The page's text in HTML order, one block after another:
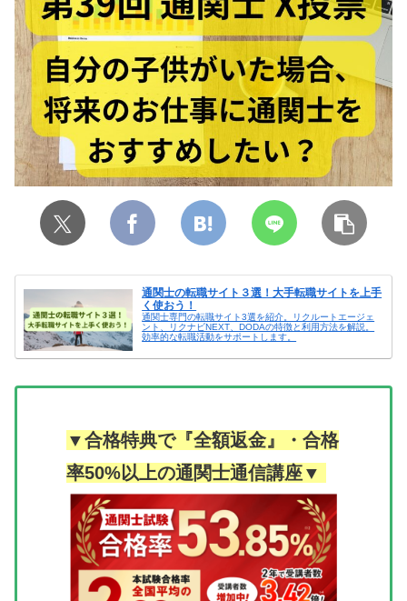
通関士の転職サイト３選！大手転職サイトを上手
く使おう！
通関士専門の転職サイト3選を紹介。リクルートエージェ
ント、リクナビNEXT、DODAの特徴と利用方法を解説。
効率的な転職活動をサポートします。
▼合格特典で『全額返金』・合格
率50%以上の通関士通信講座▼